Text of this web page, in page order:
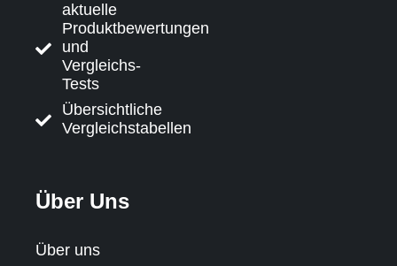
aktuelle
Produktbewertungen
und
Vergleichs-
Tests
Übersichtliche
Vergleichstabellen
Über Uns
Über uns